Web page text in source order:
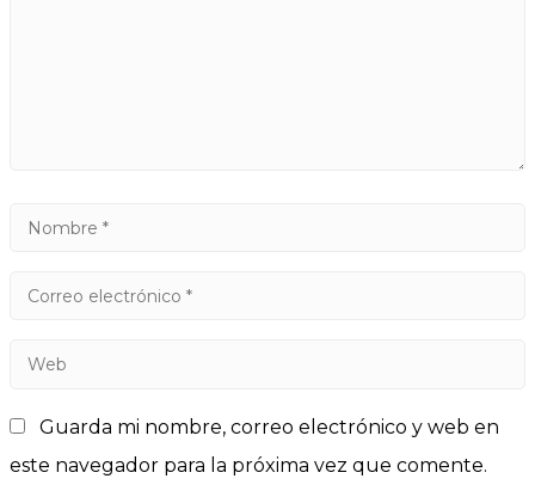
Guarda mi nombre, correo electrónico y web en
este navegador para la próxima vez que comente.